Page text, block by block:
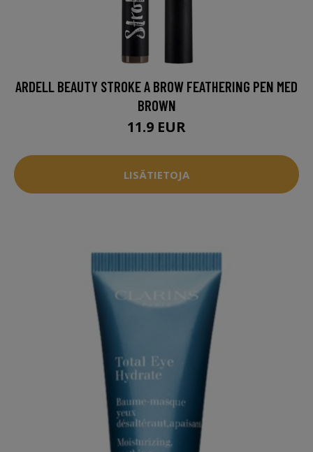
ARDELL BEAUTY STROKE A BROW FEATHERING PEN MED
BROWN
11.9 EUR
LISÄTIETOJA